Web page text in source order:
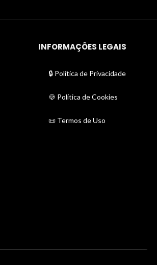
INFORMAÇÕES LEGAIS
🔒 Política de Privacidade
🍪 Política de Cookies
📜 Termos de Uso